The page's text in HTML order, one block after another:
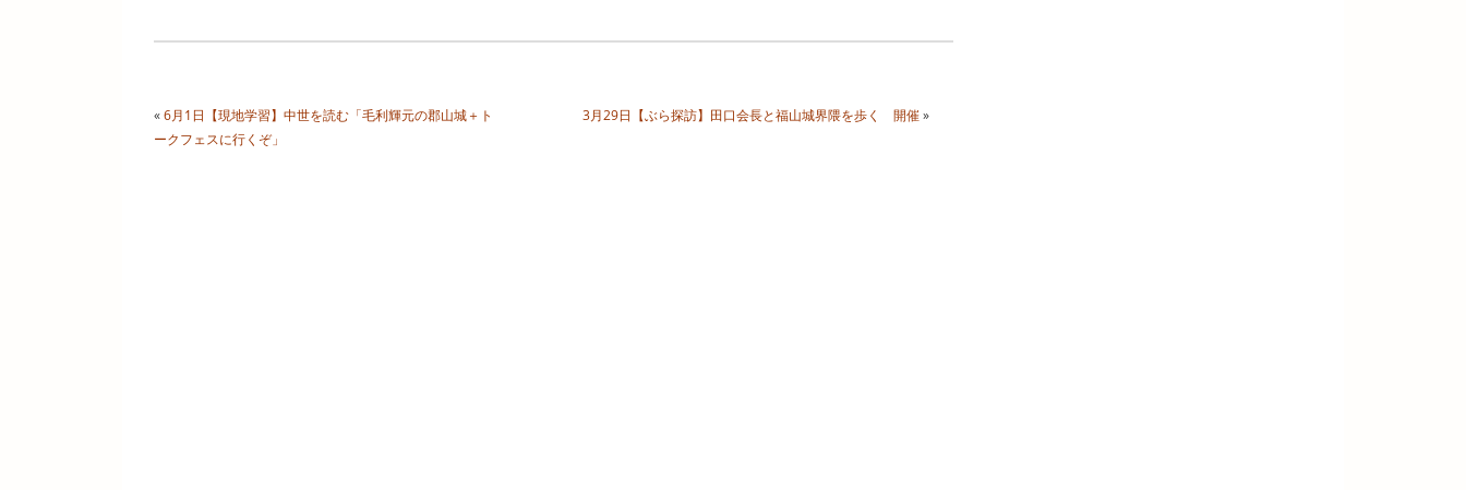
«6月1日【現地学習】中世を読む「毛利輝元の郡山城＋ト
ークフェスに行くぞ」
3月29日【ぶら探訪】田口会長と福山城界隈を歩く 開催»